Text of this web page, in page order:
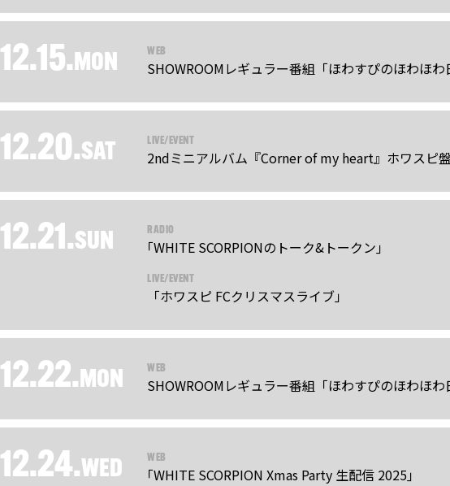
12.15.MON WEB
SHOWROOMレギュラー番組「ほわすぴのほわほわ
12.20.SAT LIVE/EVENT
2ndミニアルバム『Corner of my heart』ホワスピ
12.21.SUN RADIO
｢WHITE SCORPIONのトーク&トークン｣
LIVE/EVENT
「ホワスピ FCクリスマスライブ」
12.22.MON WEB
SHOWROOMレギュラー番組「ほわすぴのほわほわ
12.24.WED WEB
｢WHITE SCORPION Xmas Party 生配信 2025｣